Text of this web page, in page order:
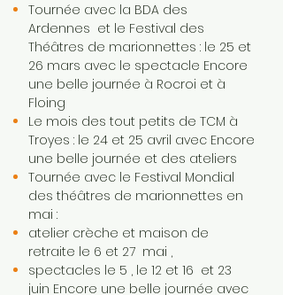
Tournée avec la BDA des
Ardennes et le Festival des
Théâtres de marionnettes : le 25 et
26 mars avec le spectacle Encore
une belle journée à Rocroi et à
Floing
Le mois des tout petits de TCM à
Troyes : le 24 et 25 avril avec Encore
une belle journée et des ateliers
Tournée avec le Festival Mondial
des théâtres de marionnettes en
mai :
atelier crèche et maison de
retraite le 6 et 27 mai ,
spectacles le 5 , le 12 et 16 et 23
juin Encore une belle journée avec